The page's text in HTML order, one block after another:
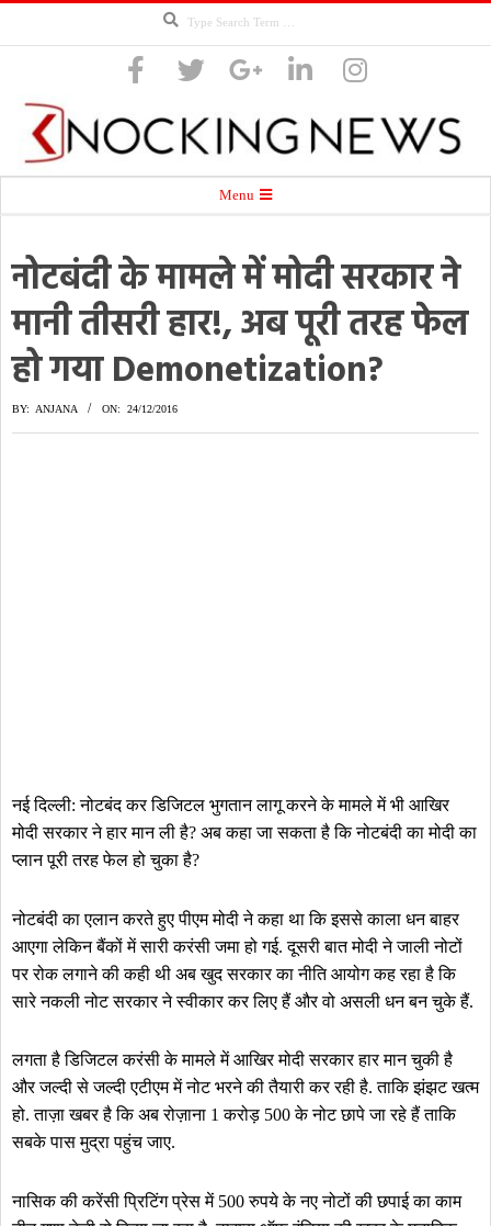
Knocking
News
Menu
नोटबंदी के मामले में मोदी सरकार ने
मानी तीसरी हार!, अब पूरी तरह फेल
हो गया Demonetization?
BY: ANJANA ON: 24/12/2016
नई दिल्ली: नोटबंद कर डिजिटल भुगतान लागू करने के मामले में भी आखिर
मोदी सरकार ने हार मान ली है? अब कहा जा सकता है कि नोटबंदी का मोदी का
प्लान पूरी तरह फेल हो चुका है?
नोटबंदी का एलान करते हुए पीएम मोदी ने कहा था कि इससे काला धन बाहर
आएगा लेकिन बैंकों में सारी करंसी जमा हो गई. दूसरी बात मोदी ने जाली नोटों
पर रोक लगाने की कही थी अब खुद सरकार का नीति आयोग कह रहा है कि
सारे नकली नोट सरकार ने स्वीकार कर लिए हैं और वो असली धन बन चुके हैं.
लगता है डिजिटल करंसी के मामले में आखिर मोदी सरकार हार मान चुकी है
और जल्दी से जल्दी एटीएम में नोट भरने की तैयारी कर रही है. ताकि झंझट खत्म
हो. ताज़ा खबर है कि अब रोज़ाना 1 करोड़ 500 के नोट छापे जा रहे हैं ताकि
सबके पास मुद्रा पहुंच जाए.
नासिक की करेंसी प्रिटिंग प्रेस में 500 रुपये के नए नोटों की छपाई का काम